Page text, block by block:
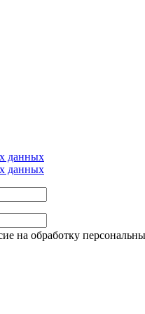
данных
данных
на обработку